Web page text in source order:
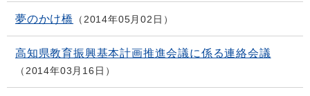
夢のかけ橋 2014年05月02日
高知県教育振興基本計画推進会議に係る連絡会議
2014年03月16日